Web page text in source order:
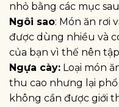
nhỏ bằng các mục
Ngôi sao: Món ăn rơi
được dùng nhiều và
của bạn vì thế nên
Ngựa cày: Loại món
thu cao nhưng lại
không cần được giới